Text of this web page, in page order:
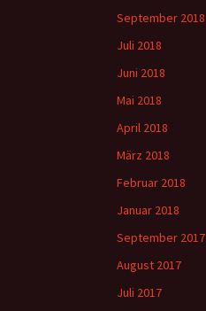
September 2018
Juli 2018
Juni 2018
Mai 2018
April 2018
März 2018
Februar 2018
Januar 2018
September 2017
August 2017
Juli 2017